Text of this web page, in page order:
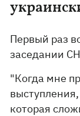
Первый раз
заседании
"Когда мне
которая